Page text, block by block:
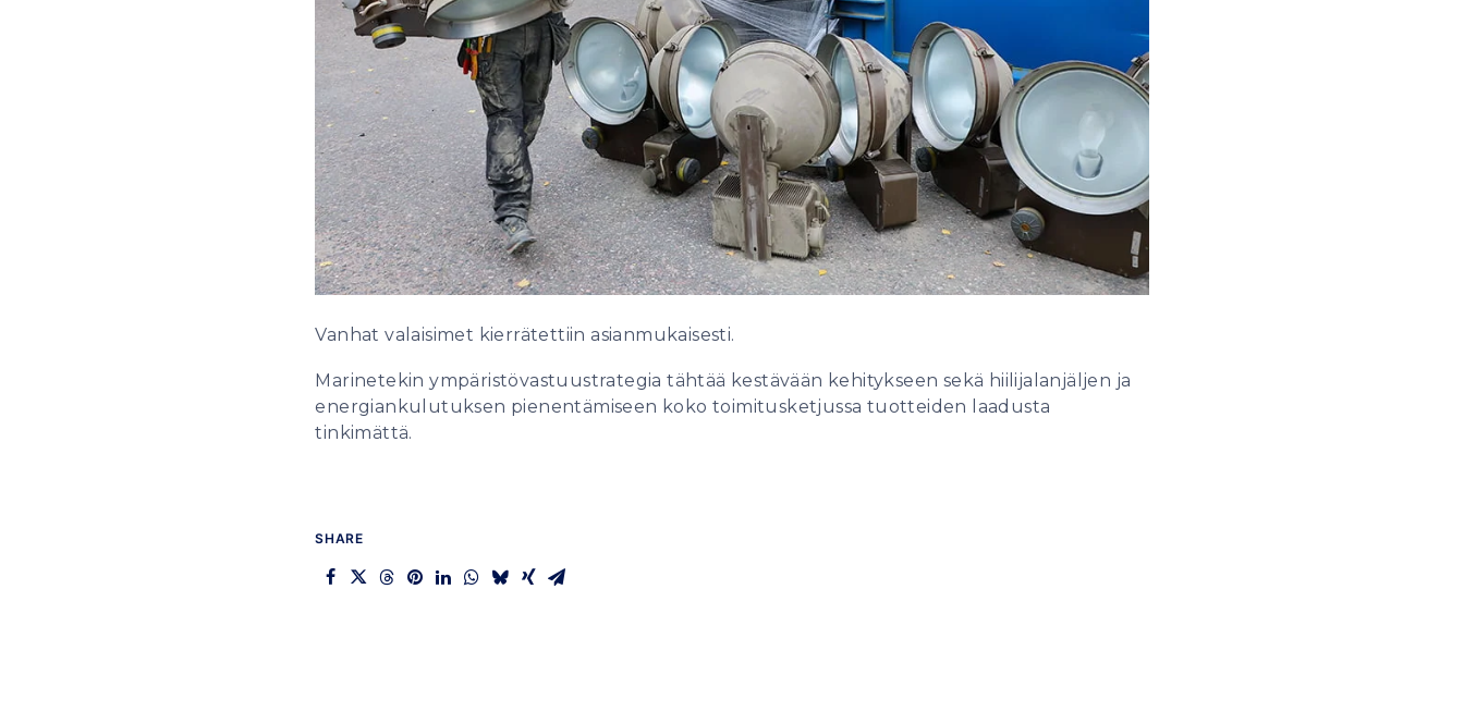
Vanhat valaisimet kierrätettiin asianmukaisesti.
Marinetekin ympäristövastuustrategia tähtää kestävään kehitykseen sekä hiilijalanjäljen ja
energiankulutuksen pienentämiseen koko toimitusketjussa tuotteiden laadusta
tinkimättä.
SHARE